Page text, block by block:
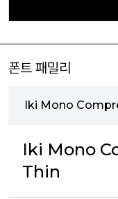
폰트 패밀리
Iki Mono
Iki Mono
Thin